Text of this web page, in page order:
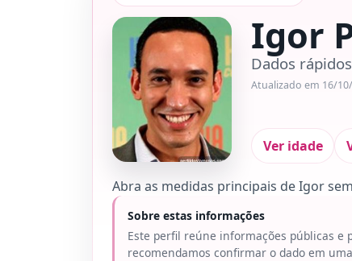
Igor
Dados
Atualizado em 16/
Ver idade
Abra as medidas principais de Igor
Sobre estas informações
Este perfil reúne informações públicas
recomendamos confirmar o dado em